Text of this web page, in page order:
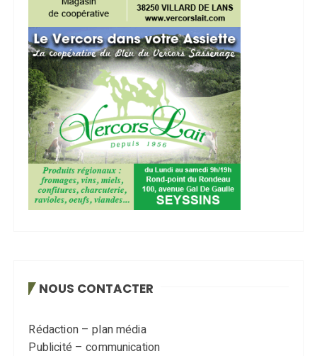
NOUS CONTACTER
Rédaction – plan média
Publicité – communication